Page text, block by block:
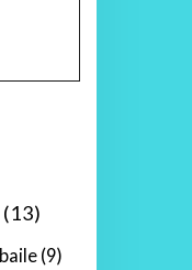
(13)
baile (9)